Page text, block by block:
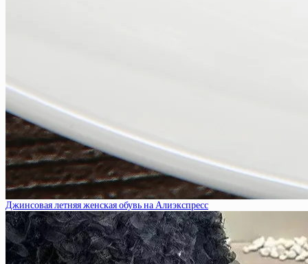
Джинсовая летняя женская обувь на Алиэкспресс